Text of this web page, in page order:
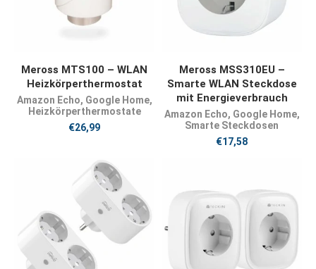
JETZT KAUFEN
Meross MTS100 – WLAN
Heizkörperthermostat
Amazon Echo, Google Home,
Heizkörperthermostate
€26,99
JETZT KAUFEN
Meross MSS310EU –
Smarte WLAN Steckdose
mit Energieverbrauch
Amazon Echo, Google Home,
Smarte Steckdosen
€17,58